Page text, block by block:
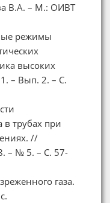
В.А. – М.: ОИВТ
режимы
высоких
– Вып. 2. – С.
в трубах при
//
– № 5. – С. 57-
газа.